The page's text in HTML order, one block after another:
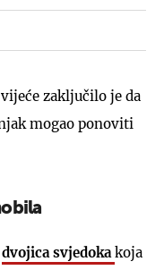
zaključilo je da
mogao ponoviti
dvojica svjedoka koja